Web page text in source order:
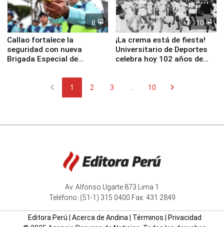
8
Callao fortalece la
seguridad con nueva
Brigada Especial de
equipamiento para
10
¡La crema está de fiesta!
Universitario de Deportes
celebra hoy 102 años de
chevron_left 1 2 3 10 chevron_right
Av. Alfonso Ugarte 873 Lima 1
Teléfono: (51-1) 315 0400 Fax: 431 2849
Editora Perú Acerca de Andina| Términos
Privacidad